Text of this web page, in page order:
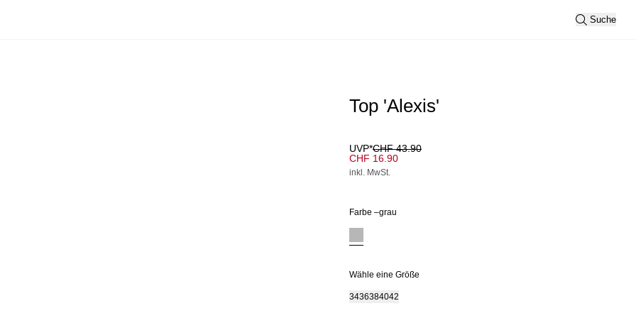
Suche
Top 'Alexis'
UVP*CHF 43.90
CHF 16.90
inkl. MwSt.
Farbe –grau
Wähle eine Größe
3436384042